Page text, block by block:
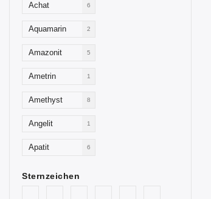
Achat 6
Aquamarin 2
Amazonit 5
Ametrin 1
Amethyst 8
Angelit 1
Apatit 6
Sternzeichen